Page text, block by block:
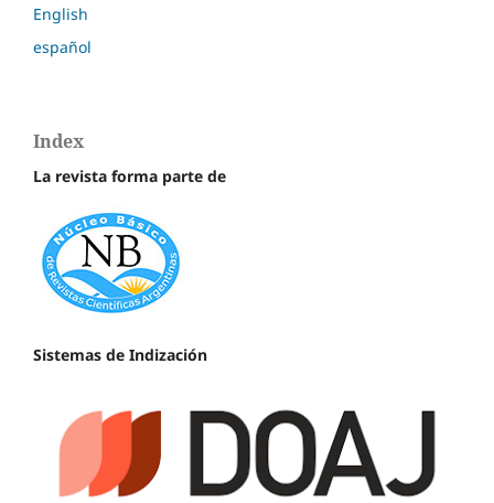
English
español
Index
La revista forma parte de
Sistemas de Indización